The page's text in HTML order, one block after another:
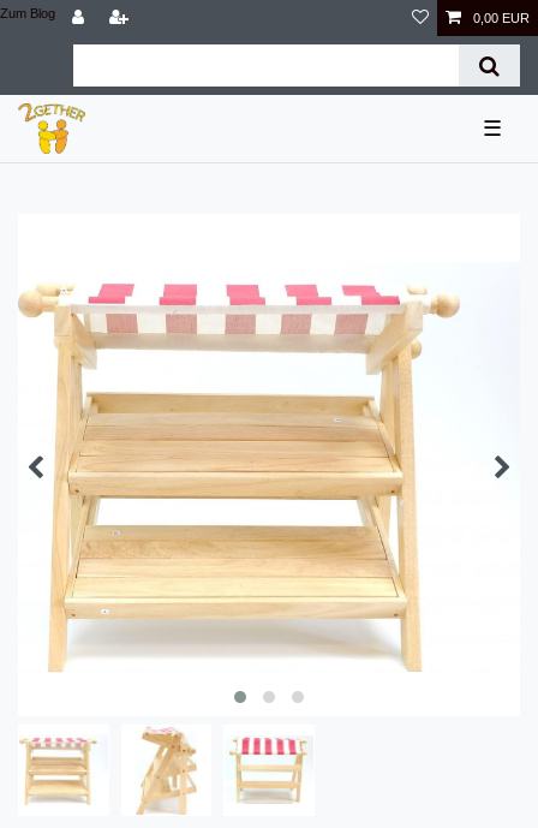
Zum Blog 0,00 EUR
☰